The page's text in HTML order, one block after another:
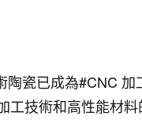
陶瓷已成為#CNC
工技術和高性能材